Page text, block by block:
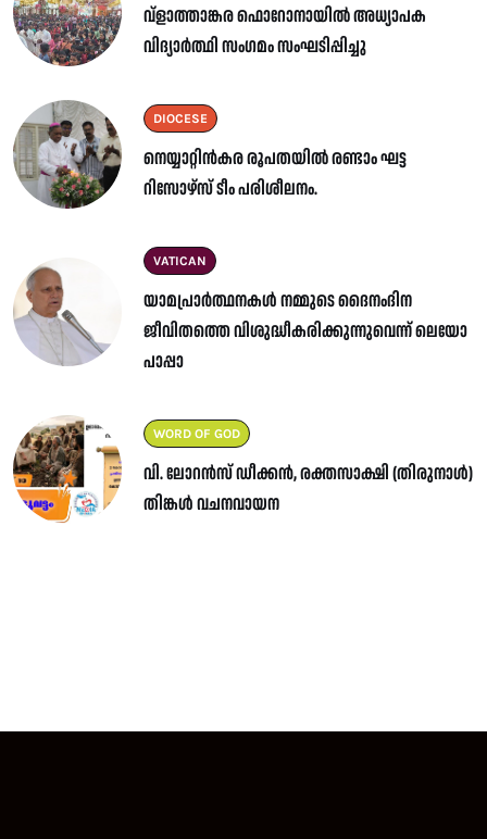
വ്ളാത്താങ്കര ഫൊറോനായിൽ അധ്യാപക
വിദ്യാർത്ഥി സംഗമം സംഘടിപ്പിച്ചു
DIOCESE
നെയ്യാറ്റിൻകര രൂപതയിൽ രണ്ടാം ഘട്ട
റിസോഴ്സ് ടീം പരിശീലനം.
VATICAN
യാമപ്രാർത്ഥനകൾ നമ്മുടെ ദൈനംദിന
ജീവിതത്തെ വിശുദ്ധീകരിക്കുന്നുവെന്ന് ലെയോ
പാപ്പാ
WORD OF GOD
വി. ലോറൻസ് ഡീക്കൻ, രക്തസാക്ഷി (തിരുനാൾ)
തിങ്കൾ വചനവായന